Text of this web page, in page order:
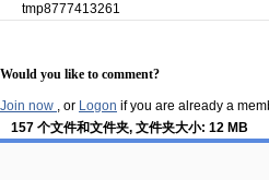
tmp8777413261
Would you like to comment?
Join now , or Logon if you are already a
157 个文件和文件夹, 文件夹大小: 12 MB